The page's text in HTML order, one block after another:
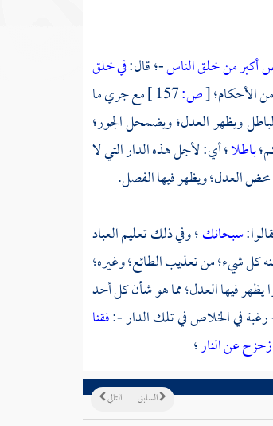
أكبر من خلق الناس-؛ قال:في خلق
الأحكام؛[ص:
مع جري ما
ويظهر العدل؛ ويضمحل الجور؛
باطلا؛ أي: لأجل هذه الدار التي لا
محض العدل؛ ويظهر فيها الفصل.
سبحانك؛ وفي ذلك تعليم العباد
كل شيء؛ من تعذيب الطائع؛ وغيره؛
فيها العدل؛ مما هو شأن كل أحد
في الخلاص في تلك الدار -:فقنا
عن النار؛
التالي السابق